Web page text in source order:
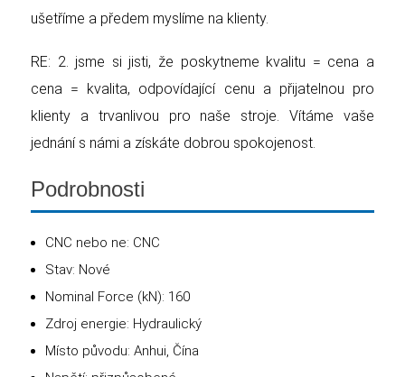
ušetříme a předem myslíme na klienty.
RE: 2. jsme si jisti, že poskytneme kvalitu = cena a
cena = kvalita, odpovídající cenu a přijatelnou pro
klienty a trvanlivou pro naše stroje. Vítáme vaše
jednání s námi a získáte dobrou spokojenost.
Podrobnosti
CNC nebo ne: CNC
Stav: Nové
Nominal Force (kN): 160
Zdroj energie: Hydraulický
Místo původu: Anhui, Čína